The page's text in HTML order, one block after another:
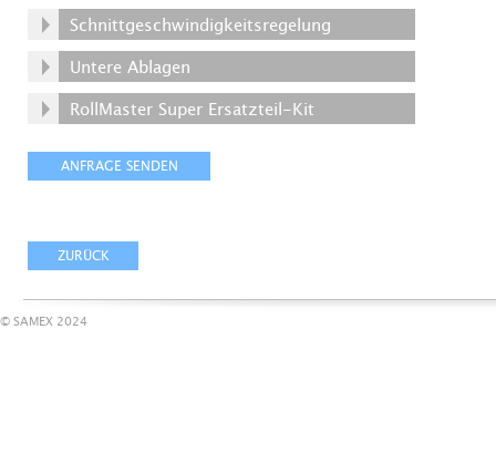
Schnittgeschwindigkeitsregelung
Untere Ablagen
RollMaster Super Ersatzteil-Kit
© SAMEX 2024